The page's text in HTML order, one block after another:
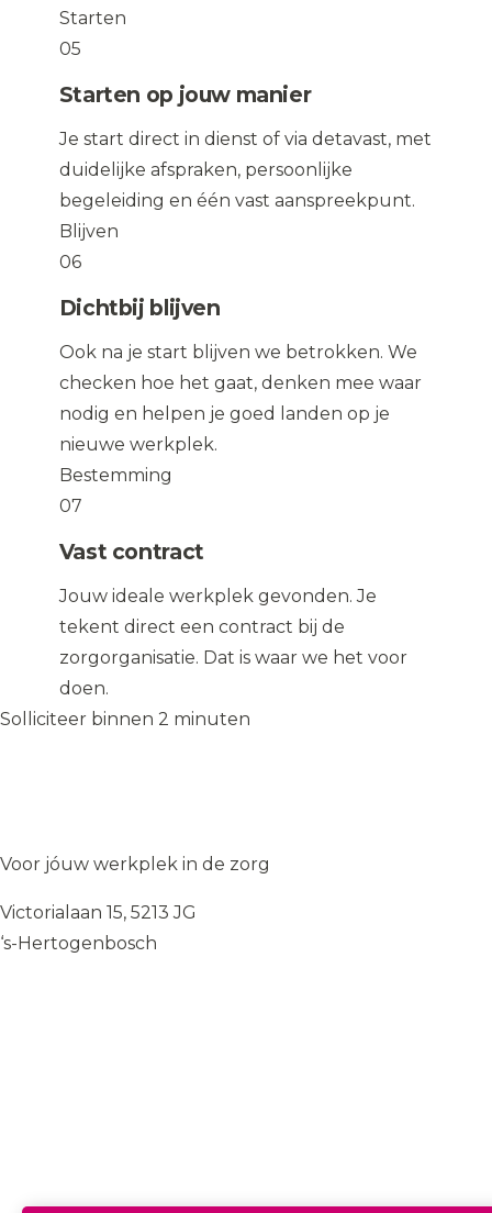
Starten
05
Starten op jouw manier
Je start direct in dienst of via detavast, met
duidelijke afspraken, persoonlijke
begeleiding en één vast aanspreekpunt.
Blijven
06
Dichtbij blijven
Ook na je start blijven we betrokken. We
checken hoe het gaat, denken mee waar
nodig en helpen je goed landen op je
nieuwe werkplek.
Bestemming
07
Vast contract
Jouw ideale werkplek gevonden. Je
tekent direct een contract bij de
zorgorganisatie. Dat is waar we het voor
doen.
Solliciteer binnen 2 minuten
Voor jóuw werkplek in de zorg
Victorialaan 15, 5213 JG
‘s-Hertogenbosch